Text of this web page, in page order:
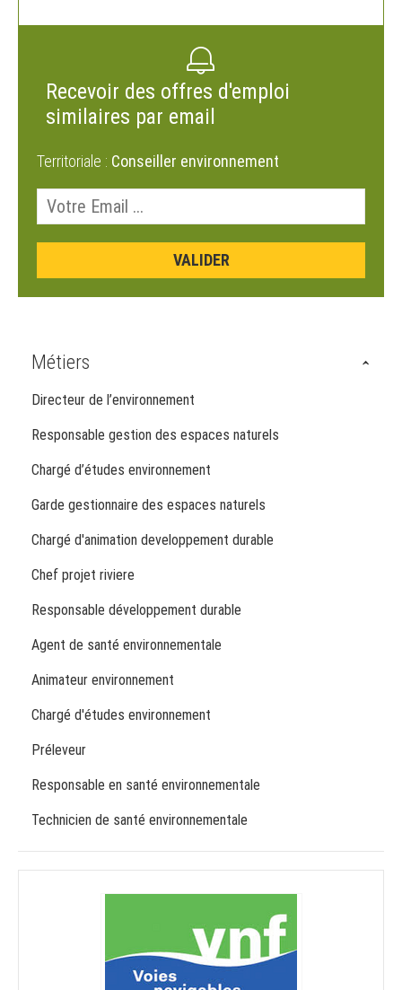
Recevoir des offres d'emploi
similaires par email
Territoriale : Conseiller environnement
Métiers
Directeur de l’environnement
Responsable gestion des espaces naturels
Chargé d’études environnement
Garde gestionnaire des espaces naturels
Chargé d'animation developpement durable
Chef projet riviere
Responsable développement durable
Agent de santé environnementale
Animateur environnement
Chargé d'études environnement
Préleveur
Responsable en santé environnementale
Technicien de santé environnementale